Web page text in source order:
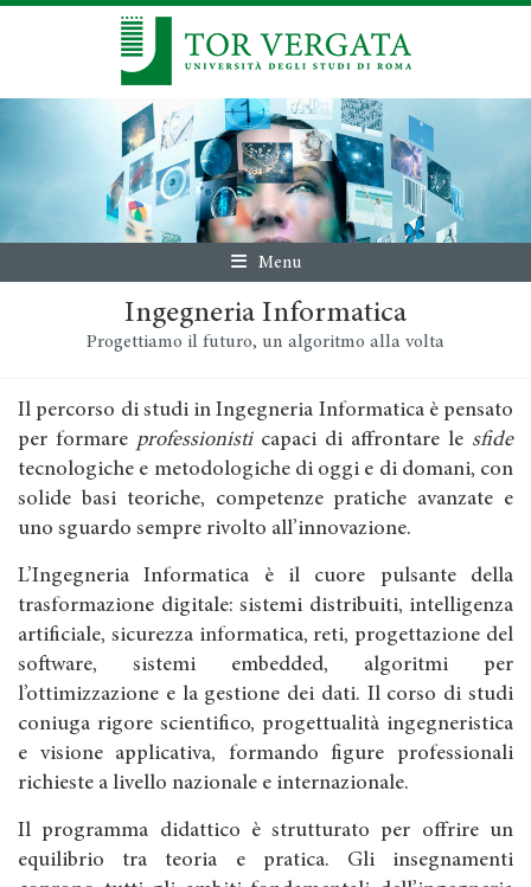
Menu
Ingegneria Informatica
Progettiamo il futuro, un algoritmo alla volta
Il percorso di studi in Ingegneria Informatica è pensato
per formare professionisticapaci di affrontare le sfide
tecnologiche e metodologiche di oggi e di domani, con
solide basi teoriche, competenze pratiche avanzate e
uno sguardo sempre rivolto all’innovazione.
L’Ingegneria Informatica è il cuore pulsante della
trasformazione digitale: sistemi distribuiti, intelligenza
artificiale, sicurezza informatica, reti, progettazione del
software, sistemi embedded, algoritmi per
l’ottimizzazione e la gestione dei dati. Il corso di studi
coniuga rigore scientifico, progettualità ingegneristica
e visione applicativa, formando figure professionali
richieste a livello nazionale e internazionale.
Il programma didattico è strutturato per offrire un
equilibrio tra teoria e pratica. Gli insegnamenti